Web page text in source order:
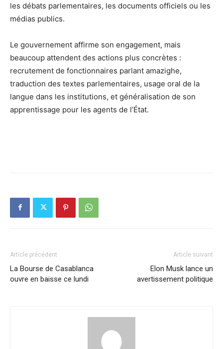
les débats parlementaires, les documents officiels ou les
médias publics.
Le gouvernement affirme son engagement, mais
beaucoup attendent des actions plus concrètes :
recrutement de fonctionnaires parlant amazighe,
traduction des textes parlementaires, usage oral de la
langue dans les institutions, et généralisation de son
apprentissage pour les agents de l’État.
Article précédent
La Bourse de Casablanca
ouvre en baisse ce lundi
Article suivant
Elon Musk lance un
avertissement politique